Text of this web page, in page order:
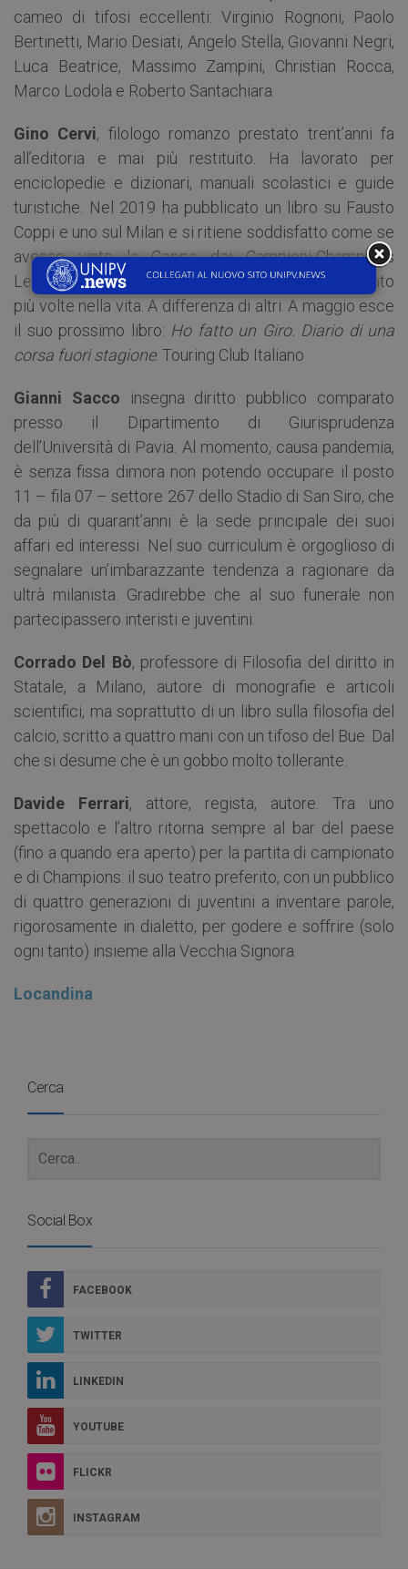
cameo di tifosi eccellenti: Virginio Rognoni, Paolo
Bertinetti, Mario Desiati, Angelo Stella, Giovanni Negri,
Luca Beatrice, Massimo Zampini, Christian Rocca,
Marco Lodola e Roberto Santachiara.
Gino Cervi, filologo romanzo prestato trent’anni fa
all’editoria e mai più restituito. Ha lavorato per
enciclopedie e dizionari, manuali scolastici e guide
turistiche. Nel 2019 ha pubblicato un libro su Fausto
Coppi e uno sul Milan e si ritiene soddisfatto come se
avesse vinto la Coppa dei Campioni-Champions
League: cosa che, essendo milanista, ha già provato
più volte nella vita. A differenza di altri. A maggio esce
il suo prossimo libro: Ho fatto un Giro. Diario di una
corsa fuori stagione. Touring Club Italiano
Gianni Sacco insegna diritto pubblico comparato
presso il Dipartimento di Giurisprudenza
dell’Università di Pavia. Al momento, causa pandemia,
è senza fissa dimora non potendo occupare il posto
11 – fila 07 – settore 267 dello Stadio di San Siro, che
da più di quarant’anni è la sede principale dei suoi
affari ed interessi. Nel suo curriculum è orgoglioso di
segnalare un’imbarazzante tendenza a ragionare da
ultrà milanista. Gradirebbe che al suo funerale non
partecipassero interisti e juventini.
Corrado Del Bò, professore di Filosofia del diritto in
Statale, a Milano, autore di monografie e articoli
scientifici, ma soprattutto di un libro sulla filosofia del
calcio, scritto a quattro mani con un tifoso del Bue. Dal
che si desume che è un gobbo molto tollerante.
Davide Ferrari, attore, regista, autore. Tra uno
spettacolo e l’altro ritorna sempre al bar del paese
(fino a quando era aperto) per la partita di campionato
e di Champions: il suo teatro preferito, con un pubblico
di quattro generazioni di juventini a inventare parole,
rigorosamente in dialetto, per godere e soffrire (solo
ogni tanto) insieme alla Vecchia Signora.
Locandina
Cerca
Social Box
FACEBOOK
TWITTER
LINKEDIN
YOUTUBE
FLICKR
INSTAGRAM